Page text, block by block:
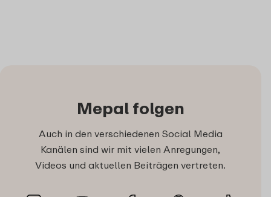
Mepal folgen
Auch in den verschiedenen Social Media
Kanälen sind wir mit vielen Anregungen,
Videos und aktuellen Beiträgen vertreten.